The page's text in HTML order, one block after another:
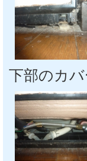
下部のカ